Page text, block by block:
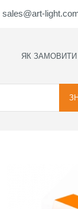
sales@art-
ЯК ЗАМОВИТИ
НАШІ ПЕРЕВАГИ
ВИРОБНИЦТВА